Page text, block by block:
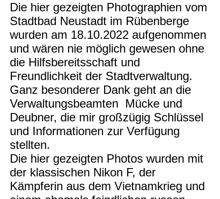
Die hier gezeigten Photographien vom
Stadtbad Neustadt im Rübenberge
wurden am 18.10.2022 aufgenommen
und wären nie möglich gewesen ohne
die Hilfsbereitsschaft und
Freundlichkeit der Stadtverwaltung.
Ganz besonderer Dank geht an die
Verwaltungsbeamten Mücke und
Deubner, die mir großzügig Schlüssel
und Informationen zur Verfügung
stellten.
Die hier gezeigten Photos wurden mit
der klassischen Nikon F, der
Kämpferin aus dem Vietnamkrieg und